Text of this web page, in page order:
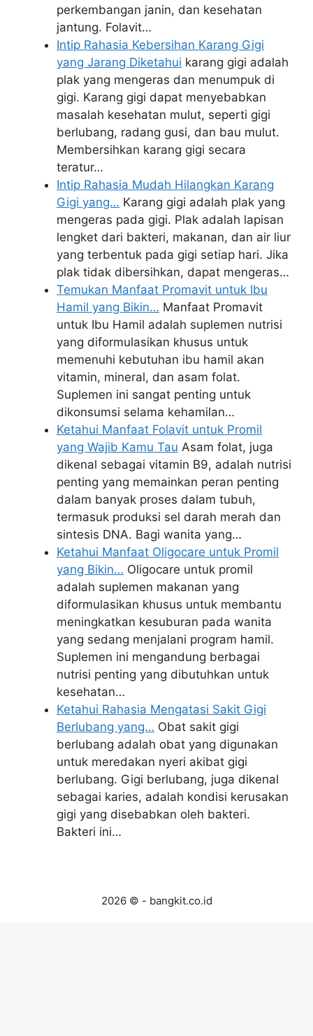
perkembangan janin, dan kesehatan
jantung. Folavit…
Intip Rahasia Kebersihan Karang Gigi
yang Jarang Diketahui karang gigi adalah
plak yang mengeras dan menumpuk di
gigi. Karang gigi dapat menyebabkan
masalah kesehatan mulut, seperti gigi
berlubang, radang gusi, dan bau mulut.
Membersihkan karang gigi secara
teratur…
Intip Rahasia Mudah Hilangkan Karang
Gigi yang… Karang gigi adalah plak yang
mengeras pada gigi. Plak adalah lapisan
lengket dari bakteri, makanan, dan air liur
yang terbentuk pada gigi setiap hari. Jika
plak tidak dibersihkan, dapat mengeras…
Temukan Manfaat Promavit untuk Ibu
Hamil yang Bikin… Manfaat Promavit
untuk Ibu Hamil adalah suplemen nutrisi
yang diformulasikan khusus untuk
memenuhi kebutuhan ibu hamil akan
vitamin, mineral, dan asam folat.
Suplemen ini sangat penting untuk
dikonsumsi selama kehamilan…
Ketahui Manfaat Folavit untuk Promil
yang Wajib Kamu Tau Asam folat, juga
dikenal sebagai vitamin B9, adalah nutrisi
penting yang memainkan peran penting
dalam banyak proses dalam tubuh,
termasuk produksi sel darah merah dan
sintesis DNA. Bagi wanita yang…
Ketahui Manfaat Oligocare untuk Promil
yang Bikin… Oligocare untuk promil
adalah suplemen makanan yang
diformulasikan khusus untuk membantu
meningkatkan kesuburan pada wanita
yang sedang menjalani program hamil.
Suplemen ini mengandung berbagai
nutrisi penting yang dibutuhkan untuk
kesehatan…
Ketahui Rahasia Mengatasi Sakit Gigi
Berlubang yang… Obat sakit gigi
berlubang adalah obat yang digunakan
untuk meredakan nyeri akibat gigi
berlubang. Gigi berlubang, juga dikenal
sebagai karies, adalah kondisi kerusakan
gigi yang disebabkan oleh bakteri.
Bakteri ini…
2026 © - bangkit.co.id